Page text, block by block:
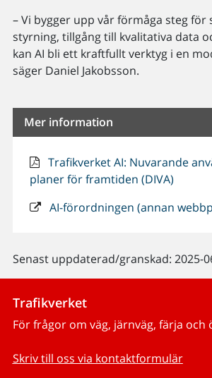
– Vi bygger upp vår förmåga steg för
styrning, tillgång till kvalitativa data
kan AI bli ett kraftfullt verktyg i en
säger Daniel Jakobsson.
Mer information
Trafikverket AI: Nuvarande
planer för framtiden (DIVA)
AI-förordningen (annan
Senast uppdaterad/granskad: 2025-
Trafikverket
För frågor om väg, järnväg, färja och
Skriv till oss via kontaktformulär